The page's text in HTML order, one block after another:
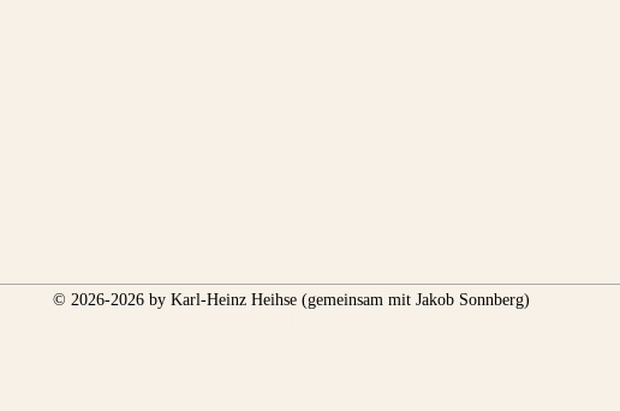
© 2026-2026 by Karl-Heinz Heihse (gemeinsam mit Jakob Sonnberg)